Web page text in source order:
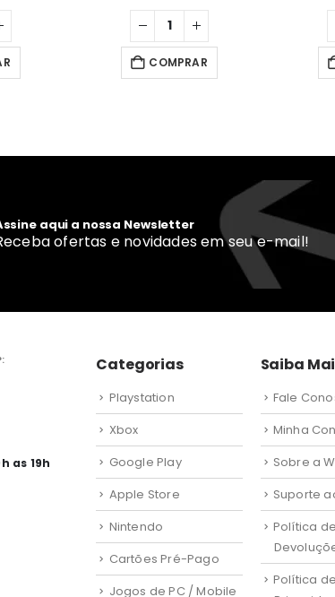
COMPRAR
aqui a nossa Newsletter
ofertas e novidades em seu e-mail!
as 19h
Categorias
Playstation
Xbox
Google Play
Apple Store
Nintendo
Cartões Pré-Pago
Jogos de PC / Mobile
Saiba
Fale
Minha
Sobre a
Suporte
Política
Política de